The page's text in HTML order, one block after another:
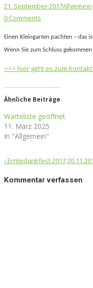
for:
21. September 2017Allgemein
0 Comments
Einen Kleingarten pachten – das
Wenn Sie zum Schluss
>>> hier geht es zum
Ähnliche Beiträge
Warteliste geöffnet
11. März 2025
In "Allgemein"
Post
‹Erntedankfest 2017
Kommentar verfassen